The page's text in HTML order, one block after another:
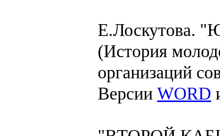
(История
организаций
Версии WORD